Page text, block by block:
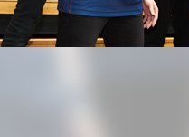
#サステナブルな取り